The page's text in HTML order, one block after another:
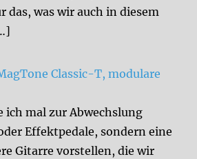
das, was wir auch in diesem
Classic-T, modulare
ich mal zur Abwechslung
Effektpedale, sondern eine
Gitarre vorstellen, die wir